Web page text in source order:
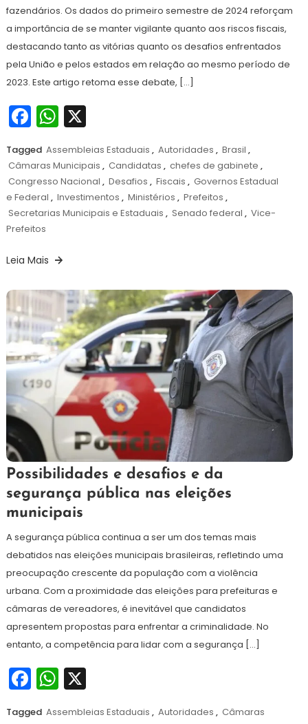
fazendários. Os dados do primeiro semestre de 2024 reforçam
a importância de se manter vigilante quanto aos riscos fiscais,
destacando tanto as vitórias quanto os desafios enfrentados
pela União e pelos estados em relação ao mesmo período de
2023. Este artigo retoma esse debate, […]
Facebook
WhatsApp
X
Tagged Assembleias Estaduais , Autoridades , Brasil ,
Câmaras Municipais , Candidatas , chefes de gabinete ,
Congresso Nacional , Desafios , Fiscais , Governos Estadual
e Federal , Investimentos , Ministérios , Prefeitos ,
Secretarias Municipais e Estaduais , Senado federal , Vice-
Prefeitos
Leia Mais
10
setembro
de
Redação
Possibilidades e desafios e da
segurança pública nas eleições
municipais
A segurança pública continua a ser um dos temas mais
debatidos nas eleições municipais brasileiras, refletindo uma
preocupação crescente da população com a violência
urbana. Com a proximidade das eleições para prefeituras e
câmaras de vereadores, é inevitável que candidatos
apresentem propostas para enfrentar a criminalidade. No
entanto, a competência para lidar com a segurança […]
Facebook
WhatsApp
X
Tagged Assembleias Estaduais , Autoridades , Câmaras